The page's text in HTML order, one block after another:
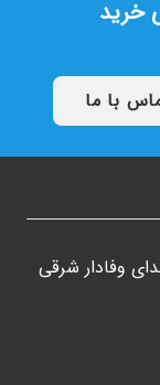
خرید
با ما
وفادار شرقی